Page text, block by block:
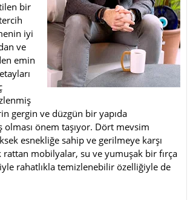
bir
iyi
ve
emin
gergin ve düzgün bir yapıda
olması önem taşıyor. Dört mevsim
esnekliğe sahip ve gerilmeye karşı
rattan mobilyalar, su ve yumuşak bir fırça
rahatlıkla temizlenebilir özelliğiyle de